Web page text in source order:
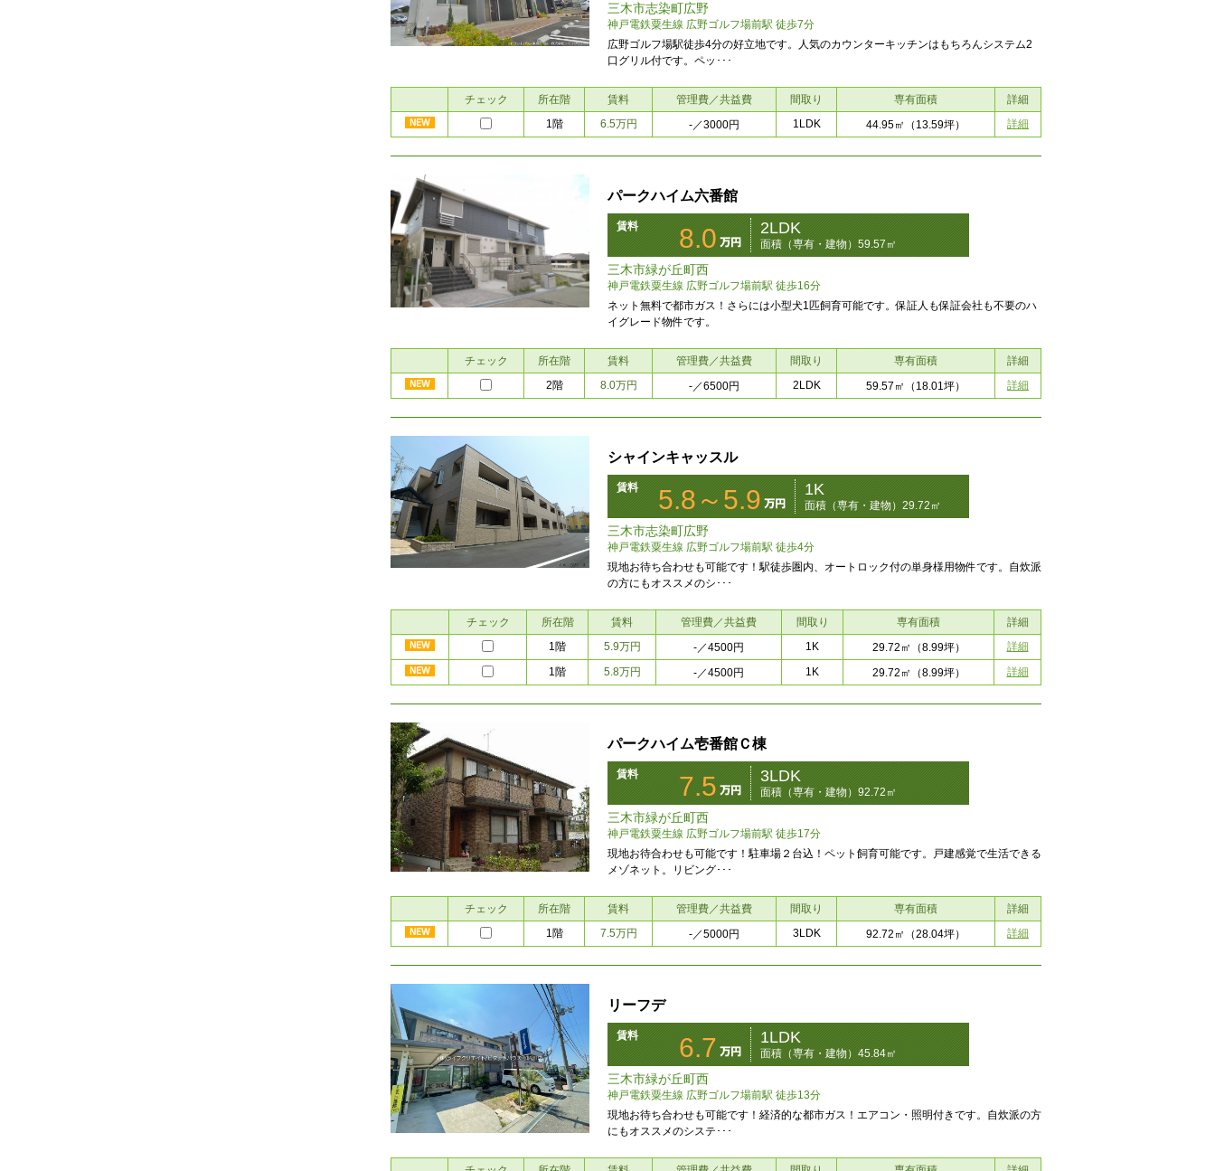
三木市志染町広野
神戸電鉄粟生線 広野ゴルフ場前駅 徒歩7分
広野ゴルフ場駅徒歩4分の好立地です。人気のカウンターキッチンはもちろんシステム2
口グリル付です。ペッ･･･
チェック 所在階 賃料 管理費／共益費 間取り 専有面積
詳細
1階
6.5万円 -／3000円 1LDK 44.95㎡ （13.59坪） 詳細
パークハイム六番館
賃料 8.0 2LDK
面積（専有・建物）59.57㎡
三木市緑が丘町西
神戸電鉄粟生線 広野ゴルフ場前駅 徒歩16分
ネット無料で都市ガス！さらには小型犬1匹飼育可能です。保証人も保証会社も不要のハ
イグレード物件です。
チェック 所在階 賃料 管理費／共益費 間取り 専有面積
詳細
2階
8.0万円 -／6500円 2LDK 59.57㎡ （18.01坪） 詳細
シャインキャッスル
賃料 5.8～5.9 1K
面積（専有・建物）29.72㎡
三木市志染町広野
神戸電鉄粟生線 広野ゴルフ場前駅 徒歩4分
現地お待ち合わせも可能です！駅徒歩圏内、オートロック付の単身様用物件です。自炊派
の方にもオススメのシ･･･
チェック 所在階 賃料 管理費／共益費 間取り 専有面積
詳細
1階
5.9万円 -／4500円 1K 29.72㎡ （8.99坪）
詳細
1階
5.8万円 -／4500円 1K 29.72㎡ （8.99坪） 詳細
パークハイム壱番館Ｃ棟
賃料 7.5 3LDK
面積（専有・建物）92.72㎡
三木市緑が丘町西
神戸電鉄粟生線 広野ゴルフ場前駅 徒歩17分
現地お待合わせも可能です！駐車場２台込！ペット飼育可能です。戸建感覚で生活できる
メゾネット。リビング･･･
チェック 所在階 賃料 管理費／共益費 間取り 専有面積
詳細
1階
7.5万円 -／5000円 3LDK 92.72㎡ （28.04坪） 詳細
リーフデ
賃料 6.7 1LDK
面積（専有・建物）45.84㎡
三木市緑が丘町西
神戸電鉄粟生線 広野ゴルフ場前駅 徒歩13分
現地お待ち合わせも可能です！経済的な都市ガス！エアコン・照明付きです。自炊派の方
にもオススメのシステ･･･